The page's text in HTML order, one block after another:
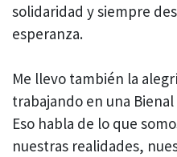
solidaridad y siempre
esperanza.
Me llevo también la
trabajando en una
Eso habla de lo que
nuestras realidades,